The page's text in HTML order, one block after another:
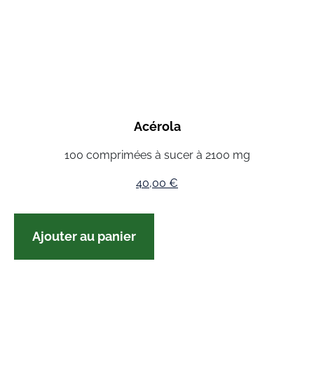
Acérola
100 comprimées à sucer à 2100 mg
40,00 €
Ajouter au panier